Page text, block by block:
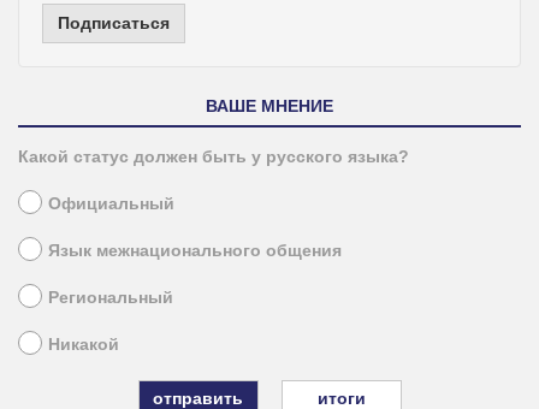
Подписаться
ВАШЕ МНЕНИЕ
Какой статус должен быть у русского языка?
Официальный
Язык межнационального общения
Региональный
Никакой
итоги